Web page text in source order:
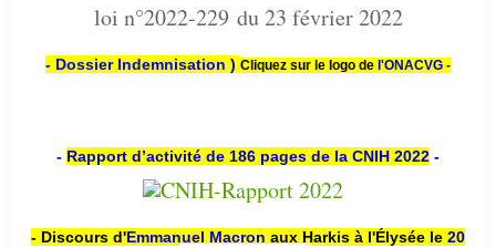
loi n°2022-229 du 23 février 2022
- Dossier Indemnisation ) Cliquez sur le logo de l'ONACVG -
- Rapport d’activité de 186 pages de la CNIH 2022 -
- Discours d'Emmanuel Macron aux Harkis à l'Élysée le 20